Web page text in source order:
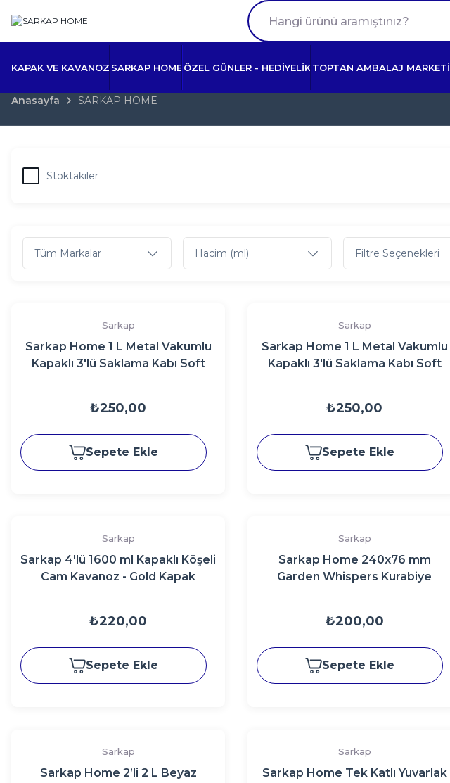
KAPAK VE KAVANOZ SARKAP HOME ÖZEL GÜNLER - HEDİYELİK TOPTAN AMBALAJ MARKETİ
Anasayfa SARKAP HOME
Stoktakiler
Tüm Markalar Hacim (ml) Filtre Seçenekleri
Sarkap
Sarkap Home 1 L Metal Vakumlu
Kapaklı 3'lü Saklama Kabı Soft
₺250,00
Sepete Ekle
Sarkap
Sarkap Home 1 L Metal Vakumlu
Kapaklı 3'lü Saklama Kabı Soft
₺250,00
Sepete Ekle
Sarkap
Sarkap 4'lü 1600 ml Kapaklı Köşeli
Cam Kavanoz - Gold Kapak
₺220,00
Sepete Ekle
Sarkap
Sarkap Home 240x76 mm
Garden Whispers Kurabiye
₺200,00
Sepete Ekle
Sarkap
Sarkap Home 2’li 2 L Beyaz
Sarkap
Sarkap Home Tek Katlı Yuvarlak